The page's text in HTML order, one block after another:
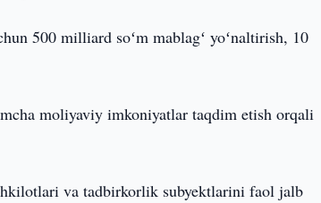
500 milliard soʻm mablagʻ yoʻnaltirish, 10
moliyaviy imkoniyatlar taqdim etish orqali
va tadbirkorlik subyektlarini faol jalb